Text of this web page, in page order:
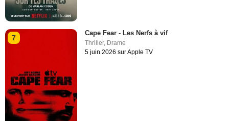
7
Cape Fear - Les Nerfs à vif
Thriller, Drame
5 juin 2026 sur Apple TV